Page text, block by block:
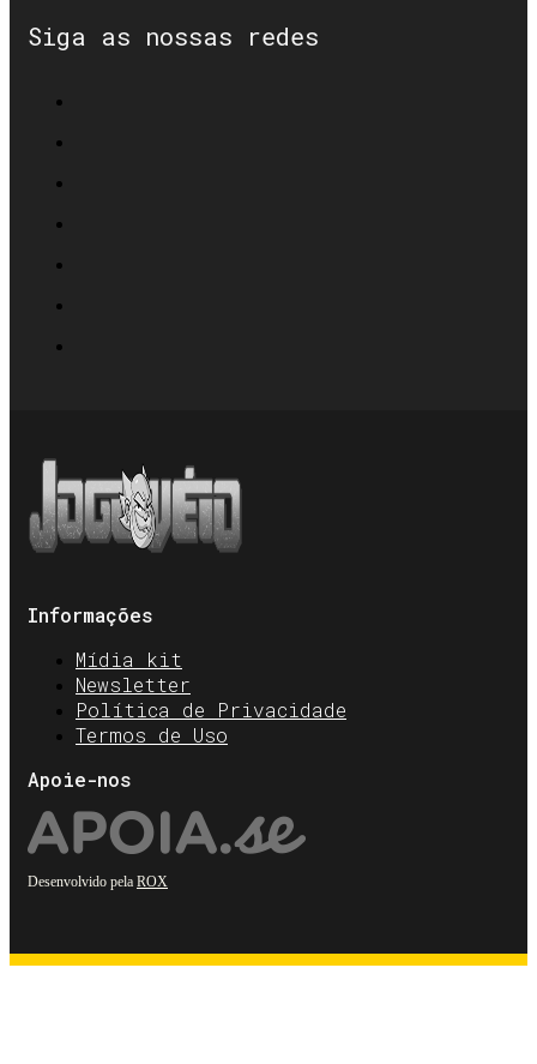
Siga as nossas redes
Informações
Mídia kit
Newsletter
Política de Privacidade
Termos de Uso
Apoie-nos
Desenvolvido pela ROX